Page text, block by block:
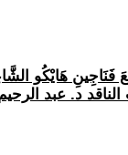
فَنَاجِينِ هَايْكُو
الناقد د. عبد